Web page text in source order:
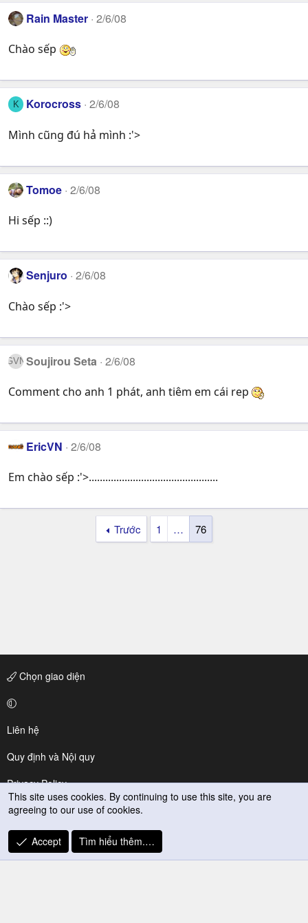
Rain Master 2/6/08
Chào sếp
K Korocross 2/6/08
Mình cũng đú hả mình :'>
Tomoe 2/6/08
Hi sếp ::)
Senjuro 2/6/08
Chào sếp :'>
Soujirou Seta 2/6/08
Comment cho anh 1 phát, anh tiêm em cái rep
EricVN 2/6/08
Em chào sếp :'>...............................................
Trước 1 … 76
Chọn giao diện
Liên hệ
Quy định và Nội quy
Privacy Policy
Trợ giúp
R
S
This site uses cookies. By continuing to use this site, you are
agreeing to our use of cookies.
Accept Tìm hiểu thêm.…